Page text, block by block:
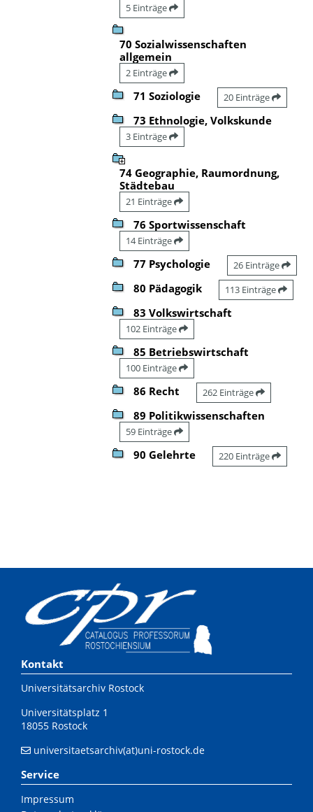
5 Einträge
70 Sozialwissenschaften
allgemein
2 Einträge
71 Soziologie 20 Einträge
73 Ethnologie, Volkskunde
3 Einträge
74 Geographie, Raumordnung,
Städtebau
21 Einträge
76 Sportwissenschaft
14 Einträge
77 Psychologie 26 Einträge
80 Pädagogik 113 Einträge
83 Volkswirtschaft
102 Einträge
85 Betriebswirtschaft
100 Einträge
86 Recht 262 Einträge
89 Politikwissenschaften
59 Einträge
90 Gelehrte 220 Einträge
Kontakt
Universitätsarchiv Rostock
Universitätsplatz 1
18055 Rostock
universitaetsarchiv(at)uni-rostock.de
Service
Impressum